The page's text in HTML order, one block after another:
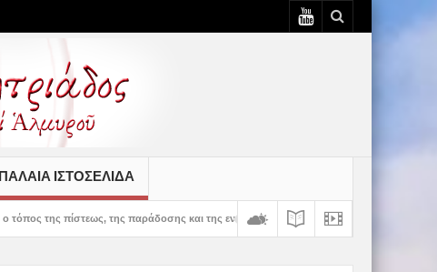
ΠΑΛΑΙΆ ΙΣΤΟΣΕΛΊΔΑ
της παράδοσης και της ενότητας» – 100 χρόνια ζωής και προσφοράς του Ιερού Ναού